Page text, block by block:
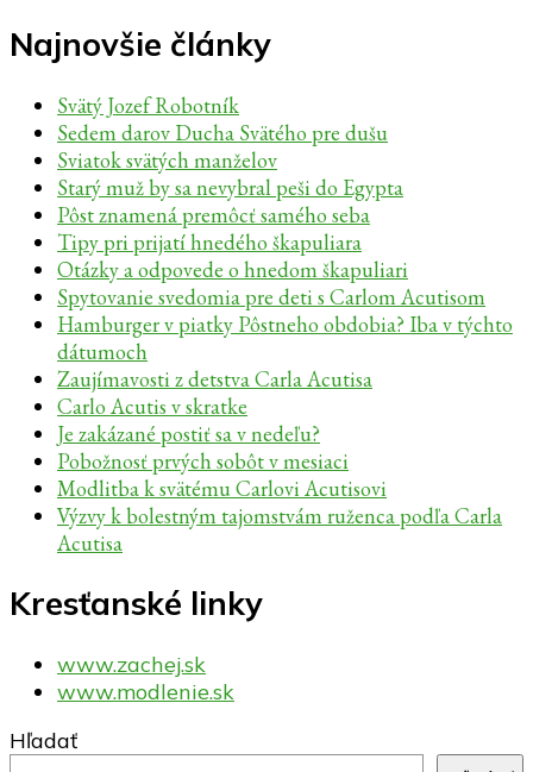
Najnovšie články
Svätý Jozef Robotník
Sedem darov Ducha Svätého pre dušu
Sviatok svätých manželov
Starý muž by sa nevybral peši do Egypta
Pôst znamená premôcť samého seba
Tipy pri prijatí hnedého škapuliara
Otázky a odpovede o hnedom škapuliari
Spytovanie svedomia pre deti s Carlom Acutisom
Hamburger v piatky Pôstneho obdobia? Iba v týchto
dátumoch
Zaujímavosti z detstva Carla Acutisa
Carlo Acutis v skratke
Je zakázané postiť sa v nedeľu?
Pobožnosť prvých sobôt v mesiaci
Modlitba k svätému Carlovi Acutisovi
Výzvy k bolestným tajomstvám ruženca podľa Carla
Acutisa
Kresťanské linky
www.zachej.sk
www.modlenie.sk
Hľadať